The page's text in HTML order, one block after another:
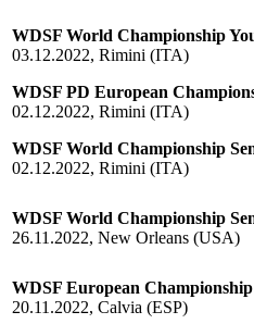
WDSF World Championship
03.12.2022, Rimini (ITA)
WDSF PD European
02.12.2022, Rimini (ITA)
WDSF World Championship
02.12.2022, Rimini (ITA)
WDSF World Championship
26.11.2022, New Orleans (USA)
WDSF European
20.11.2022, Calvia (ESP)